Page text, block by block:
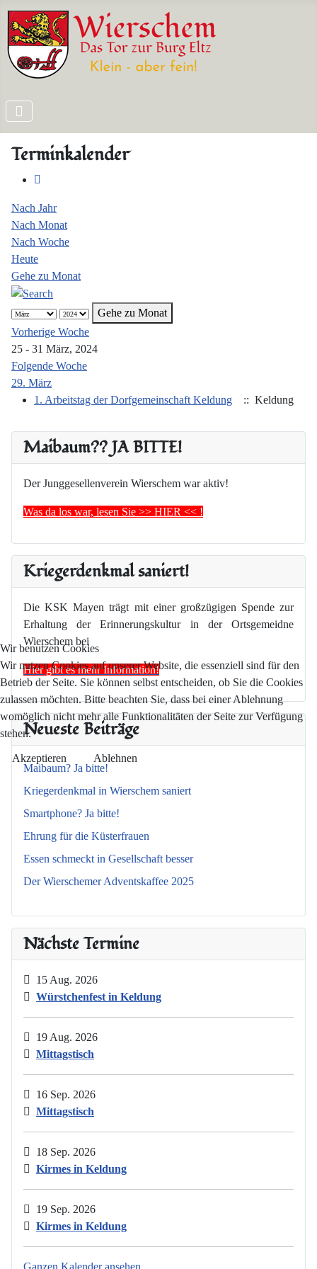
Maibaum?? JA BITTE!
Der Junggesellenverein Wierschem war aktiv!
Was da los war, lesen Sie >> HIER << !
Kriegerdenkmal saniert!
Die KSK Mayen trägt mit einer großzügigen Spende zur
Erhaltung der Erinnerungskultur in der Ortsgemeidne
Wierschem bei
Hier gibt es mehr Information!
Neueste Beiträge
Maibaum? Ja bitte!
Kriegerdenkmal in Wierschem saniert
Smartphone? Ja bitte!
Ehrung für die Küsterfrauen
Essen schmeckt in Gesellschaft besser
Der Wierschemer Adventskaffee 2025
Nächste Termine
15 Aug. 2026
Würstchenfest in Keldung
19 Aug. 2026
Mittagstisch
16 Sep. 2026
Mittagstisch
18 Sep. 2026
Kirmes in Keldung
19 Sep. 2026
Kirmes in Keldung
Terminkalender
Nach Jahr
Nach Monat
Nach Woche
Heute
Gehe zu Monat
Gehe zu Monat
Vorherige Woche
25 - 31 März, 2024
Folgende Woche
29. März
1. Arbeitstag der Dorfgemeinschaft Keldung
:: Keldung
Wir benutzen Cookies
Wir nutzen Cookies auf unserer Website, die essenziell sind für den
Betrieb der Seite. Sie können selbst entscheiden, ob Sie die Cookies
zulassen möchten. Bitte beachten Sie, dass bei einer Ablehnung
womöglich nicht mehr alle Funktionalitäten der Seite zur Verfügung
stehen.
Akzeptieren Ablehnen